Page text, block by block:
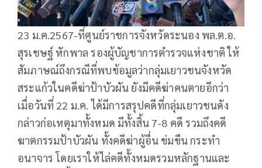
23 ม.ค.2567-ที่ศูนย์ราชการจังหวัดระนอง พล.ต.อ.
สุรเชษฐ์ หักพาล รองผู้บัญชาการตำรวจแห่งชาติ ให้
สัมภาษณ์ถึงกรณีที่พบข้อมูลว่ากลุ่มเยาวชนจังหวัด
สระแก้วในคดีฆ่าป้าบัวผัน ยังมีคดีฆ่าคนตายอีกว่า
เมื่อวันที่ 22 ม.ค. ได้มีการสรุปคดีที่กลุ่มเยาวชนดัง
กล่าวก่อเหตุมาทั้งหมด มีทั้งสิ้น 7-8 คดี รวมถึงคดี
ฆาตกรรมป้าบัวผัน ทั้งคดีฆ่าผู้อื่น ข่มขืน กระทำ
อนาจาร โดยเราให้ไล่คดีทั้งหมดรวมหลักฐานและ